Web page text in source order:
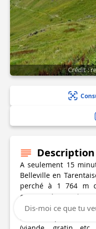
Crédit :
Description
A seulement 15
Belleville en
perché à 1 764 m
encore vierge et
Cheval Noir.
Le Midi repas au
Dis-moi ce que tu